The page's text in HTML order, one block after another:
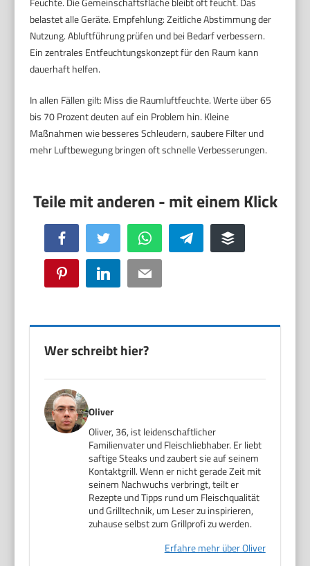
belastet alle Geräte. Empfehlung: Zeitliche Abstimmung der
Nutzung. Abluftführung prüfen und bei Bedarf verbessern.
Ein zentrales Entfeuchtungskonzept für den Raum kann
dauerhaft helfen.
In allen Fällen gilt: Miss die Raumluftfeuchte. Werte über 65
bis 70 Prozent deuten auf ein Problem hin. Kleine
Maßnahmen wie besseres Schleudern, saubere Filter und
mehr Luftbewegung bringen oft schnelle Verbesserungen.
Facebook Twitter WhatsApp Telegram Buffer
Pinterest LinkedIn Email
Wer schreibt hier?
Oliver
Oliver, 36, ist leidenschaftlicher
Familienvater und Fleischliebhaber. Er liebt
saftige Steaks und zaubert sie auf seinem
Kontaktgrill. Wenn er nicht gerade Zeit mit
seinem Nachwuchs verbringt, teilt er
Rezepte und Tipps rund um Fleischqualität
und Grilltechnik, um Leser zu inspirieren,
zuhause selbst zum Grillprofi zu werden.
Erfahre mehr über Oliver